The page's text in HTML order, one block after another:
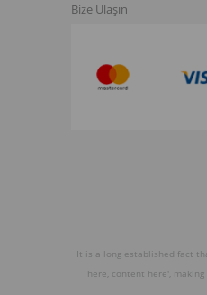
Bize Ulaşın
It is a long established fact
here, content here',